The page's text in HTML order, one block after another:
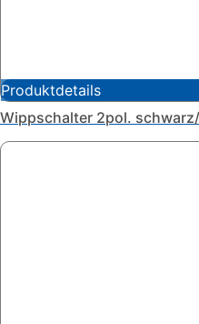
Produktdetails
Wippschalter 2pol.